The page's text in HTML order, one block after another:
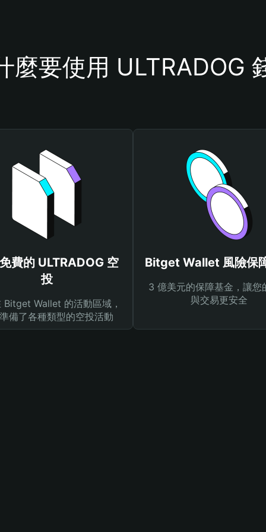
麼要使用 ULTRADOG
費的 ULTRADOG 空
投
Bitget Wallet 的活動區域，
備了各種類型的空投活動
Bitget Wallet 風險保
3 億美元的保障基金，讓您
與交易更安全